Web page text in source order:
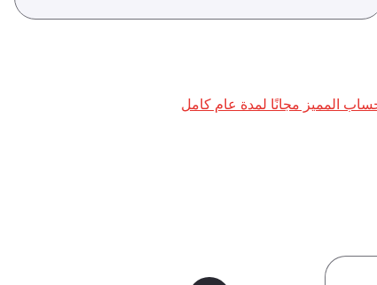
المميز مجانًا لمدة عام كامل